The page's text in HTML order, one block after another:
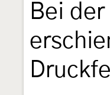
Bei